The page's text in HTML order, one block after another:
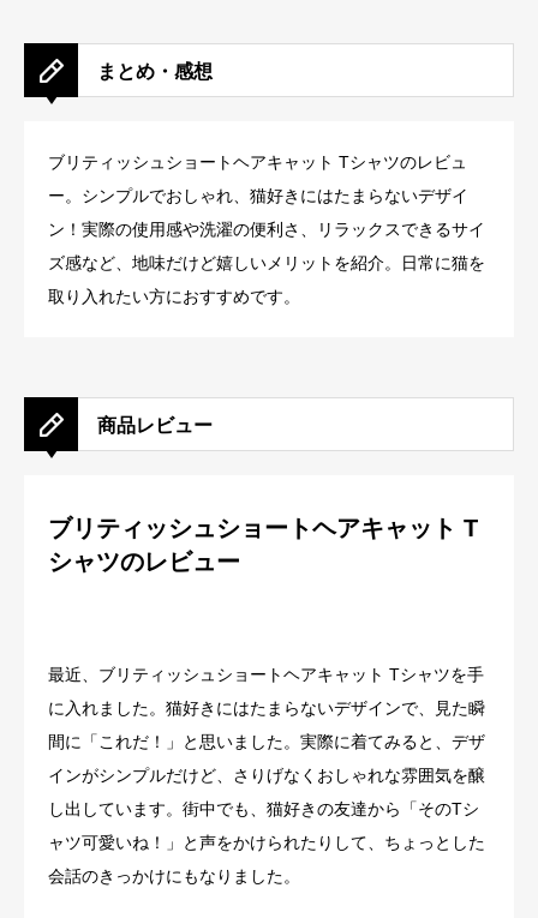
まとめ・感想
ブリティッシュショートヘアキャット Tシャツのレビュ
ー。シンプルでおしゃれ、猫好きにはたまらないデザイ
ン！実際の使用感や洗濯の便利さ、リラックスできるサイ
ズ感など、地味だけど嬉しいメリットを紹介。日常に猫を
取り入れたい方におすすめです。
商品レビュー
ブリティッシュショートヘアキャット T
シャツのレビュー
最近、ブリティッシュショートヘアキャット Tシャツを手
に入れました。猫好きにはたまらないデザインで、見た瞬
間に「これだ！」と思いました。実際に着てみると、デザ
インがシンプルだけど、さりげなくおしゃれな雰囲気を醸
し出しています。街中でも、猫好きの友達から「そのTシ
ャツ可愛いね！」と声をかけられたりして、ちょっとした
会話のきっかけにもなりました。